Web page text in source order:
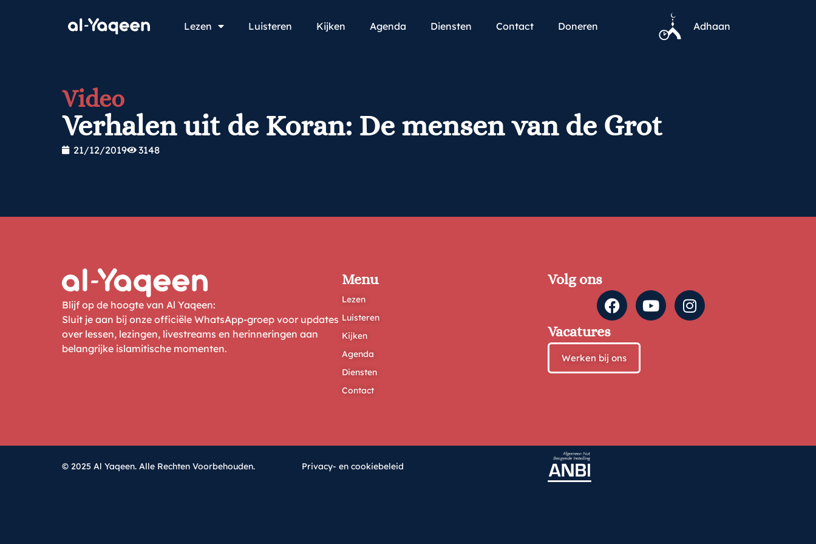
Lezen Luisteren Kijken Agenda Diensten Contact Doneren Adhaan
Video
Verhalen uit de Koran: De mensen van de Grot
21/12/2019 3148
Blijf op de hoogte van Al Yaqeen:
Sluit je aan bij onze officiële WhatsApp-groep voor updates
over lessen, lezingen, livestreams en herinneringen aan
belangrijke islamitische momenten.
Menu
Lezen
Luisteren
Kijken
Agenda
Diensten
Contact
Volg ons
Vacatures
Werken bij ons
© 2025 Al Yaqeen. Alle Rechten Voorbehouden. Privacy- en cookiebeleid